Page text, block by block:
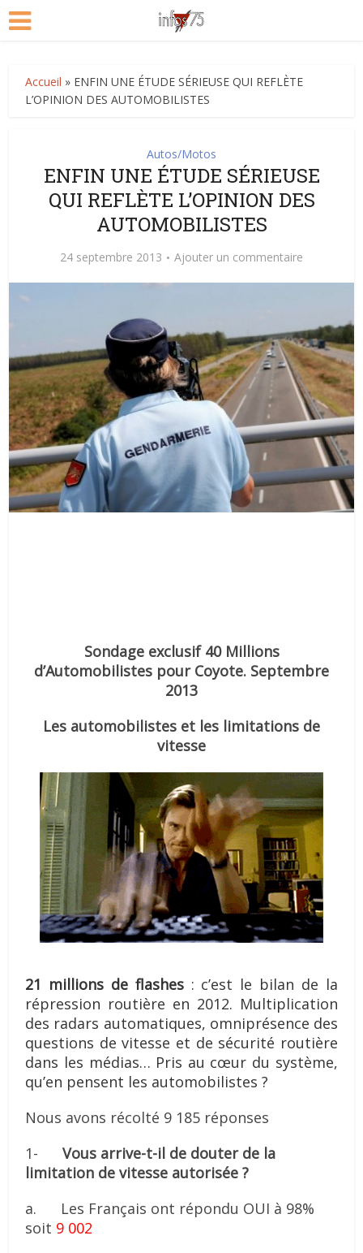
Accueil » ENFIN UNE ÉTUDE SÉRIEUSE QUI REFLÈTE
L’OPINION DES AUTOMOBILISTES
Autos/Motos
ENFIN UNE ÉTUDE SÉRIEUSE
QUI REFLÈTE L’OPINION DES
AUTOMOBILISTES
24 septembre 2013 Ajouter un commentaire
Sondage exclusif 40 Millions
d’Automobilistes pour Coyote. Septembre
2013
Les automobilistes et les limitations de
vitesse
21 millions de flashes: c’est le bilan de la
répression routière en 2012. Multiplication
des radars automatiques, omniprésence des
questions de vitesse et de sécurité routière
dans les médias… Pris au cœur du système,
qu’en pensent les automobilistes ?
Nous avons récolté 9 185 réponses
1-Vous arrive-t-il de douter de la
limitation de vitesse autorisée ?
a. Les Français ont répondu OUI à 98%
soit 9 002